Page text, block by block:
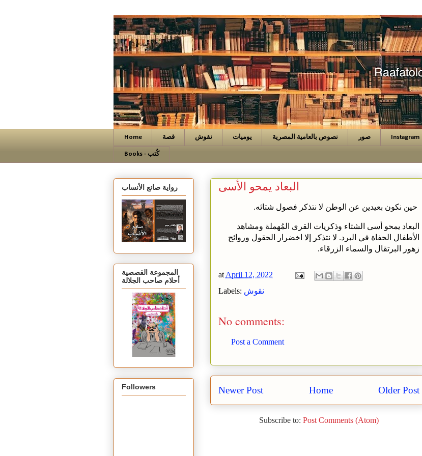
Home قصة نقوش يوميات نصوص بالعامية المصرية صور Instagram
Books - كُتب
البعاد يمحو الأسى
حين نكون بعيدين عن الوطن لا نتذكر فصول شتائه.
البعاد يمحو أسى الشتاء وذكريات القرى المُهملة ومشاهد
الأطفال الحفاة في البرد. لا نتذكر إلا اخضرار الحقول وروائح
زهور البرتقال والسماء الزرقاء.
at April 12, 2022
Labels: نقوش
No comments:
Post a Comment
Newer Post Older Post
Home
Subscribe to: Post Comments (Atom)
رواية صانع الأنساب
المجموعة القصصية
أحلام صاحب الجلالة
Followers